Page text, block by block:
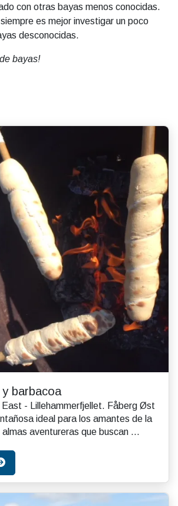
con otras bayas menos conocidas.
es mejor investigar un poco
desconocidas.
bayas!
barbacoa
East - Lillehammerfjellet. Fåberg Øst
ideal para los amantes de la
aventureras que buscan ...